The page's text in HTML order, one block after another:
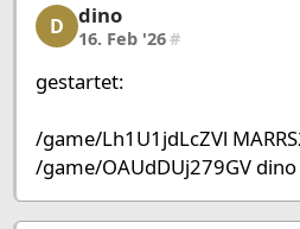
dino, 5/27, 16. Feb '26
D dino
16. Feb '26#
gestartet:
/game/Lh1U1jdLcZVl
/game/OAUdDUj279GV dino